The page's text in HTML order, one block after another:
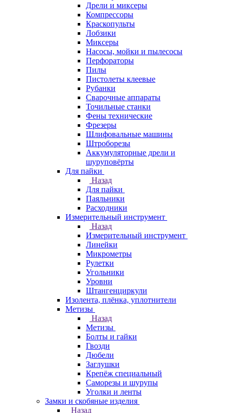
Дрели и миксеры
Компрессоры
Краскопульты
Лобзики
Миксеры
Насосы, мойки и пылесосы
Перфораторы
Пилы
Пистолеты клеевые
Рубанки
Сварочные аппараты
Точильные станки
Фены технические
Фрезеры
Шлифовальные машины
Штроборезы
Аккумуляторные дрели и
шуруповёрты
Для пайки
Назад
Для пайки
Паяльники
Расходники
Измерительный инструмент
Назад
Измерительный инструмент
Линейки
Микрометры
Рулетки
Угольники
Уровни
Штангенциркули
Изолента, плёнка, уплотнители
Метизы
Назад
Метизы
Болты и гайки
Гвозди
Дюбели
Заглушки
Крепёж специальный
Саморезы и шурупы
Уголки и ленты
Замки и скобяные изделия
Назад